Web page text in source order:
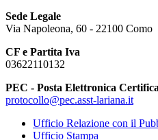
Sede Legale
Via Napoleona, 60 - 22100 Como
CF e Partita Iva
03622110132
PEC - Posta Elettronica
protocollo@pec.asst-lariana.it
Ufficio Relazione con il
Ufficio Stampa